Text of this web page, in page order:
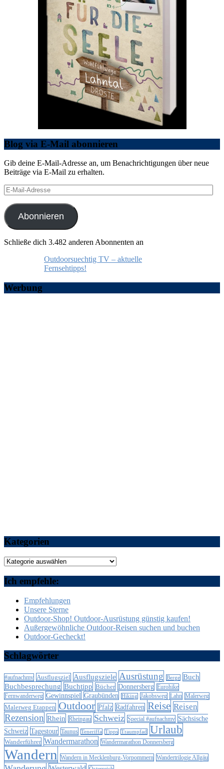
Blog via E-Mail abonnieren
Gib deine E-Mail-Adresse an, um Benachrichtigungen über neue
Beiträge via E-Mail zu erhalten.
E-
Mail-
Adresse
Abonnieren
Schließe dich 3.482 anderen Abonnenten an
Outdoorsuechtig TV – aktuelle
Fernsehtipps!
Werbung
Kategorien
Kategorien
Ich empfehle:
Empfehlungen
Unsere Sterne
Outdoor-Shop! Outdoor-Ausrüstung günstig kaufen!
Außergewöhnliche Outdoor-Reisen suchen und buchen
Outdoor-Gecheckt!
Schlagwörter
#aufnachmv Ausflugsziel Ausflugsziele Ausrüstung Berge Buch
Buchbesprechung Buchtipp Bücher Donnersberg Eurohike
Fernwanderweg Gewinnspiel Graubünden Hiking Jakobsweg Lahn Malerweg
Malerweg Etappen Outdoor Pfalz Radfahren Reise Reisen
Rezension Rhein Rheingau Schweiz Special #aufnachmv Sächsische
Schweiz Tagestour Taunus Teneriffa Tipps Traumpfad Urlaub
Wanderführer Wandermarathon Wandermarathon Donnersberg
Wandern Wandern in Mecklenburg-Vorpommern Wandertrilogie Allgäu